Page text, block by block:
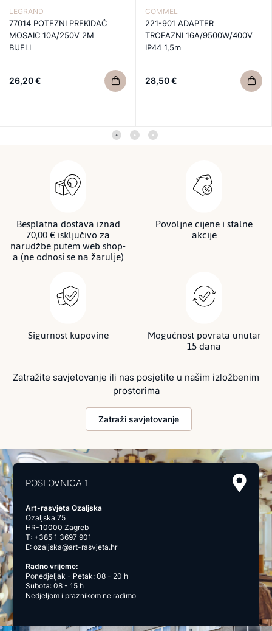
LEGRAND
77014 POTEZNI PREKIDAČ
MOSAIC 10A/250V 2M
BIJELI
26,20 €
COMMEL
221-901 ADAPTER
TROFAZNI 16A/9500W/400V
IP44 1,5m
28,50 €
Besplatna dostava iznad
70,00 € isključivo za
narudžbe putem web shop-
a (ne odnosi se na žarulje)
Povoljne cijene i stalne
akcije
Sigurnost kupovine Mogućnost povrata unutar
15 dana
Zatražite savjetovanje ili nas posjetite u našim izložbenim
prostorima
Zatraži savjetovanje
POSLOVNICA 1
Art-rasvjeta Ozaljska
Ozaljska 75
HR-10000 Zagreb
T: +385 1 3697 901
E:ozaljska@art-rasvjeta.hr
Radno vrijeme:
Ponedjeljak - Petak: 08 - 20 h
Subota: 08 - 15 h
Nedjeljom i praznikom ne radimo